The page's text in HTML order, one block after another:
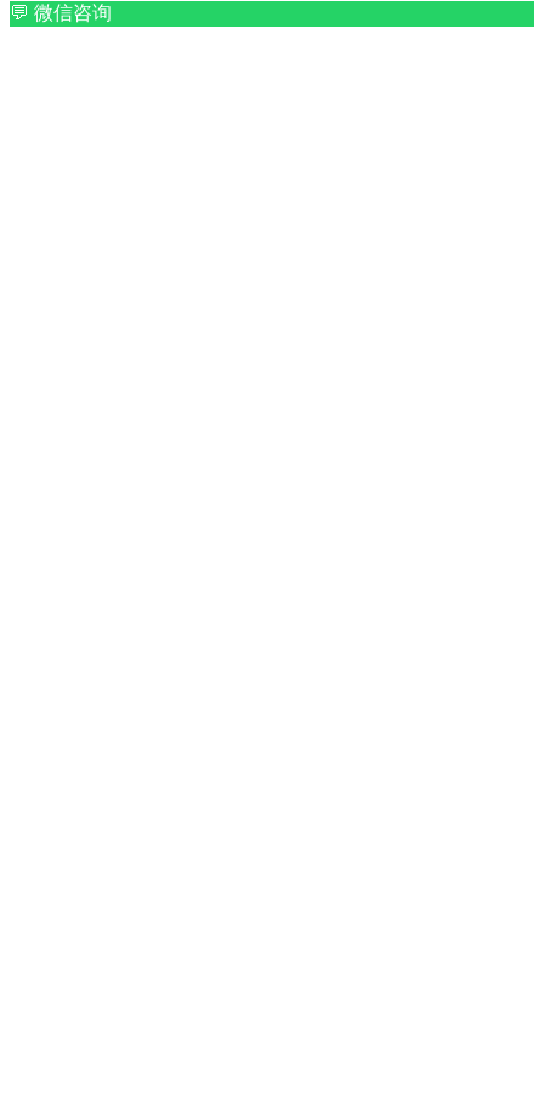
💬 微信咨询